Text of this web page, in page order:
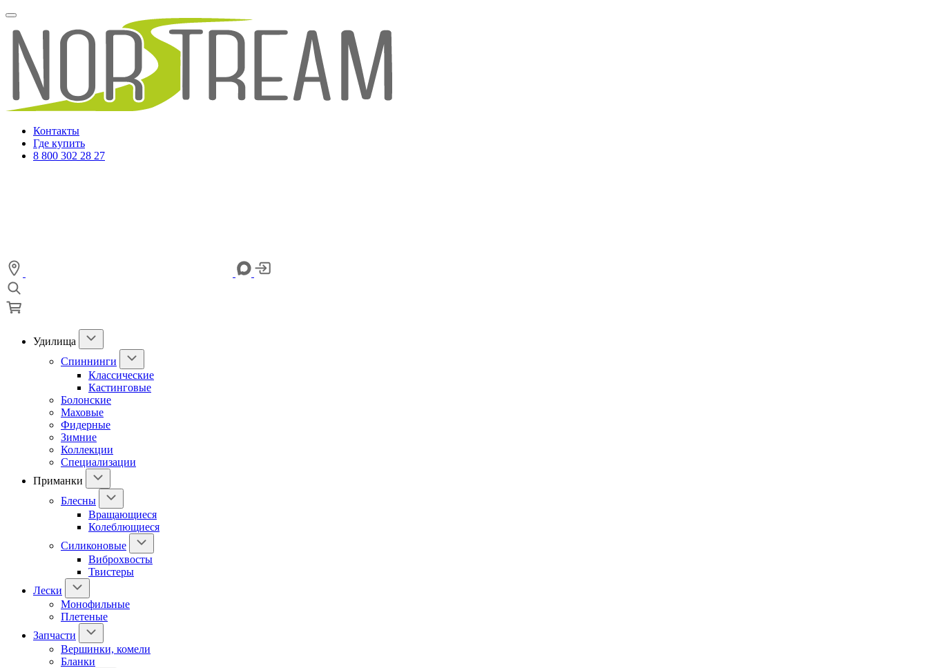
Контакты
Где купить
8 800 302 28 27
Удилища
Спиннинги
Классические
Кастинговые
Болонские
Маховые
Фидерные
Зимние
Коллекции
Специализации
Приманки
Блесны
Вращающиеся
Колеблющиеся
Силиконовые
Виброхвосты
Твистеры
Лески
Монофильные
Плетеные
Запчасти
Вершинки, комели
Бланки